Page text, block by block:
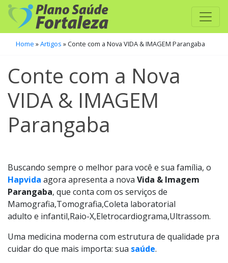
Home »Artigos »Conte com a Nova VIDA & IMAGEM Parangaba
Conte com a Nova
VIDA & IMAGEM
Parangaba
Buscando sempre o melhor para você e sua família, o
Hapvida agora apresenta a nova Vida & Imagem
Parangaba, que conta com os serviços de
Mamografia,Tomografia,Coleta laboratorial
adulto e infantil,Raio-X,Eletrocardiograma,Ultrassom.
Uma medicina moderna com estrutura de qualidade pra
cuidar do que mais importa: sua saúde.